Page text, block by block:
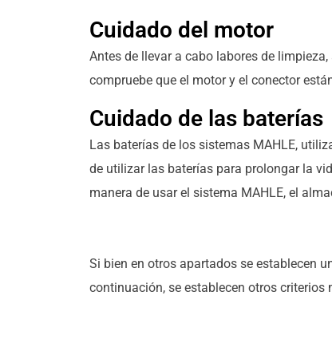
Cuidado del motor
Antes de llevar a cabo labores de
compruebe que el motor y el conector
Cuidado de las baterías
Las baterías de los sistemas MAHLE,
de utilizar las baterías para prolongar la
manera de usar el sistema MAHLE, el
Si bien en otros apartados se establecen
continuación, se establecen otros